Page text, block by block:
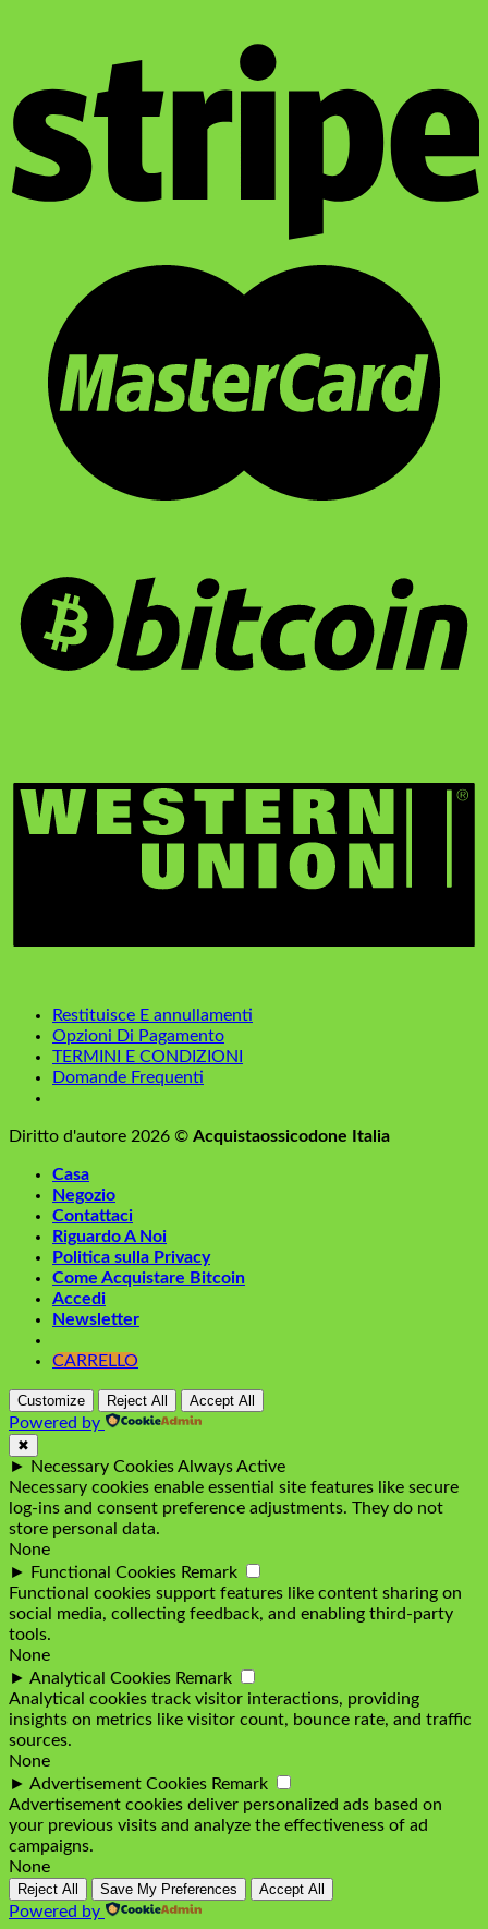
Restituisce E annullamenti
Opzioni Di Pagamento
TERMINI E CONDIZIONI
Domande Frequenti
Diritto d'autore 2026 © Acquistaossicodone Italia
Casa
Negozio
Contattaci
Riguardo A Noi
Politica sulla Privacy
Come Acquistare Bitcoin
Accedi
Newsletter
CARRELLO
Customize Reject All Accept All
Powered by
✖
► Necessary CookiesAlways Active
Necessary cookies enable essential site features like secure
log-ins and consent preference adjustments. They do not
store personal data.
None
►
Functional Cookies Remark
Functional cookies support features like content sharing on
social media, collecting feedback, and enabling third-party
tools.
None
► Analytical Cookies Remark
Analytical cookies track visitor interactions, providing
insights on metrics like visitor count, bounce rate, and traffic
sources.
None
► Advertisement Cookies Remark
Advertisement cookies deliver personalized ads based on
your previous visits and analyze the effectiveness of ad
campaigns.
None
Reject All Save My Preferences Accept All
Powered by